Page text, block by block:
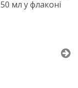
мл у флаконі